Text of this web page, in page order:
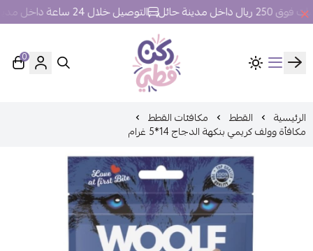
مدينة حائل التوصيل خلال 24 ساعة داخل مدينة حائل.
ركن قطي
0
الرئيسية القطط مكافئات القطط
مكافأة وولف كريمي بنكهة الدجاج 14*5 غرام